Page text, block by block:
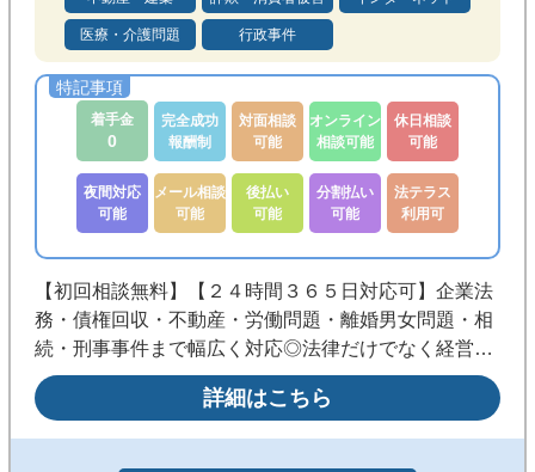
医療・介護問題 行政事件
着手金
0
完全成功
報酬制
対面相談
可能
オンライン
相談可能
休日相談
可能
夜間対応
可能
メール相談
可能
後払い
可能
分割払い
可能
法テラス
利用可
【初回相談無料】【２４時間３６５日対応可】企業法
務・債権回収・不動産・労働問題・離婚男女問題・相
続・刑事事件まで幅広く対応◎法律だけでなく経営・
財務の視点も踏まえた実践的な解決を目指します。
《銀座駅徒歩3分／メール・WEB相談可／夜間・休日
も事前予約で対応》
詳細はこちら